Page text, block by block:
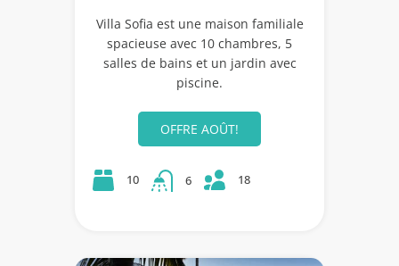
Villa Sofia est une maison familiale
spacieuse avec 10 chambres, 5
salles de bains et un jardin avec
piscine.
OFFRE AOÛT!
10 6 18